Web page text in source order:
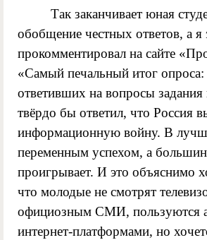
Так заканчивает юная
обобщение честных ответов, а я
прокомментировал на сайте
«Самый печальный итог опроса:
ответивших на вопросы задания
твёрдо бы ответил, что Россия
информационную войну. В
переменным успехом, а
проигрывает. И это объяснимо
что молодые не смотрят
официозным СМИ, пользуются
интернет-платформами, но